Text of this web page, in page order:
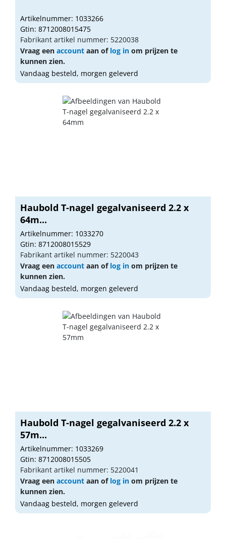
Artikelnummer: 1033266
Gtin: 8712008015475
Fabrikant artikel nummer: 5220038
Vraag een account aan of log in om prijzen te
kunnen zien.
Vandaag besteld, morgen geleverd
Haubold T-nagel gegalvaniseerd 2.2 x
64m...
Artikelnummer: 1033270
Gtin: 8712008015529
Fabrikant artikel nummer: 5220043
Vraag een account aan of log in om prijzen te
kunnen zien.
Vandaag besteld, morgen geleverd
Haubold T-nagel gegalvaniseerd 2.2 x
57m...
Artikelnummer: 1033269
Gtin: 8712008015505
Fabrikant artikel nummer: 5220041
Vraag een account aan of log in om prijzen te
kunnen zien.
Vandaag besteld, morgen geleverd